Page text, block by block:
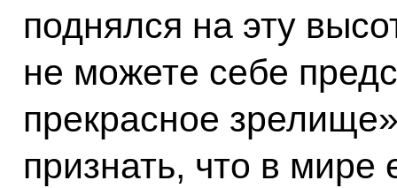
поднялся на эту
не можете себе
прекрасное
признать, что в мире